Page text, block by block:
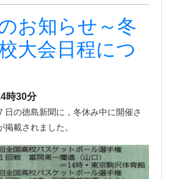
お知らせ～冬
大会日程につ
時30分
日の徳島新聞に，冬休み中に開催さ
載されました。